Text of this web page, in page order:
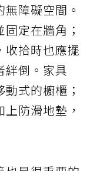
障礙空間。
定在牆角；
收拾時也應擺
絆倒。家具
式的櫥櫃；
防滑地墊，